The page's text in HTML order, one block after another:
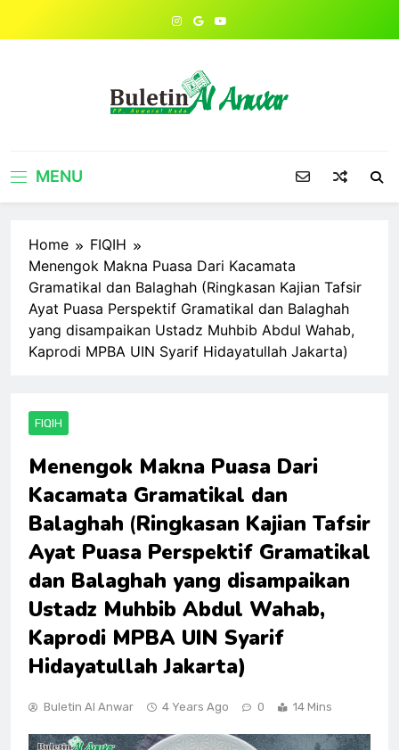
MENU
Home
FIQIH
Menengok Makna Puasa Dari Kacamata
Gramatikal dan Balaghah (Ringkasan Kajian Tafsir
Ayat Puasa Perspektif Gramatikal dan Balaghah
yang disampaikan Ustadz Muhbib Abdul Wahab,
Kaprodi MPBA UIN Syarif Hidayatullah Jakarta)
FIQIH
Menengok Makna Puasa Dari
Kacamata Gramatikal dan
Balaghah (Ringkasan Kajian Tafsir
Ayat Puasa Perspektif Gramatikal
dan Balaghah yang disampaikan
Ustadz Muhbib Abdul Wahab,
Kaprodi MPBA UIN Syarif
Hidayatullah Jakarta)
Buletin Al Anwar 4 Years Ago 0 14 Mins